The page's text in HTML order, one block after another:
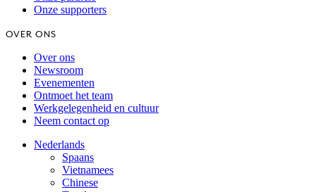
Onze supporters
OVER ONS
Over ons
Newsroom
Evenementen
Ontmoet het team
Werkgelegenheid en cultuur
Neem contact op
Nederlands
Spaans
Vietnamees
Chinese